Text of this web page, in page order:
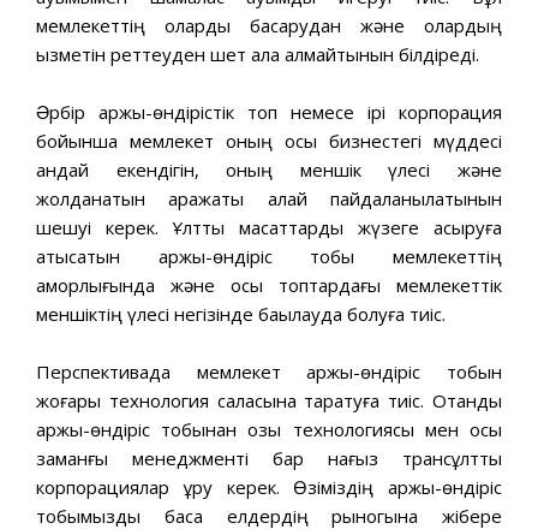
мемлекеттiң оларды басқарудан жəне олардың
қызметiн реттеуден шет қала алмайтынын бiлдiредi.
Əрбiр қаржы-өндiрiстік топ немесе iрi корпорация
бойынша мемлекет оның осы бизнестегi мүддесi
қандай екендiгiн, оның меншiк үлесi жəне
жолданатын қаражаты қалай пайдаланылатынын
шешуi керек. Ұлттық мақсаттарды жүзеге асыруға
қатысатын қаржы-өндiрiс тобы мемлекеттiң
қамқорлығында жəне осы топтардағы мемлекеттiк
меншiктiң үлесi негiзiнде бақылауда болуға тиiс.
Перспективада мемлекет қаржы-өндiрiс тобын
жоғары технология саласына таратуға тиiс. Отандық
қаржы-өндiрiс тобынан озық технологиясы мен осы
заманғы менеджментi бар нағыз трансұлттық
корпорациялар құру керек. Өзiмiздің қаржы-өндiрiс
тобымызды басқа елдердiң рыногына жiбере